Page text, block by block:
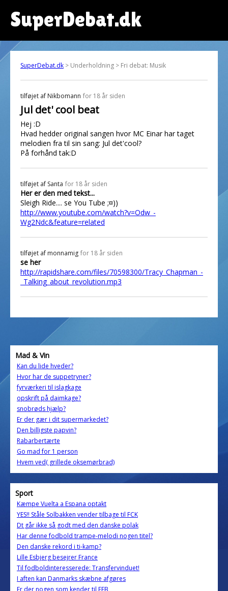
SuperDebat.dk
SuperDebat.dk > Underholdning > Fri debat: Musik
tilføjet af Nikbomann for 18 år siden
Jul det' cool beat
Hej :D
Hvad hedder original sangen hvor MC Einar har taget
melodien fra til sin sang: Jul det'cool?
På forhånd tak:D
tilføjet af Santa for 18 år siden
Her er den med tekst...
Sleigh Ride.... se You Tube ;¤))
http://www.youtube.com/watch?v=Odw_-
Wg2Ndc&feature=related
tilføjet af monnamig for 18 år siden
se her
http://rapidshare.com/files/70598300/Tracy_Chapman_-
_Talking_about_revolution.mp3
Mad & Vin
Kan du lide hveder?
Hvor har de suppetryner?
fyrværkeri til islagkage
opskrift på daimkage?
snobrøds hjælp?
Er der gær i dit supermarkedet?
Den billigste papvin?
Rabarbertærte
Go mad for 1 person
Hvem ved( grillede oksemørbrad)
Sport
Kæmpe Vuelta a Espana optakt
YES!! Ståle Solbakken vender tilbage til FCK
Dt går ikke så godt med den danske polak
Har denne fodbold trampe-melodi nogen titel?
Den danske rekord i ti-kamp?
Lille Esbjerg besejrer France
Til fodboldinteresserede: Transfervinduet!
I aften kan Danmarks skæbne afgøres
Er der nogen som kender til EFB